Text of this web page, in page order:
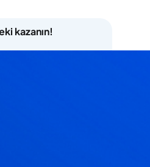
kazanın!